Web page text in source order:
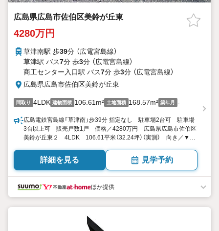
広島県広島市佐伯区美鈴が丘東
4280万円
草津南駅 歩39分 （広電宮島線）
草津駅 バス7分 歩3分 （広電宮島線）
商工センター入口駅 バス7分 歩3分 （広電宮島線）
広島県広島市佐伯区美鈴が丘東
間取り 4LDK 建物面積 106.61m² 土地面積 168.57m² 築年月 -
広島電鉄宮島線「草津南」歩39分 指定なし 駐車場2台可 駐車場
3台以上可 販売戸数1戸 価格／4280万円 広島県広島市佐伯区
美鈴が丘東２ 4LDK 106.61平米（32.24坪）（実測） 向き／▼未
詳細を見る 見学予約
ほか提供